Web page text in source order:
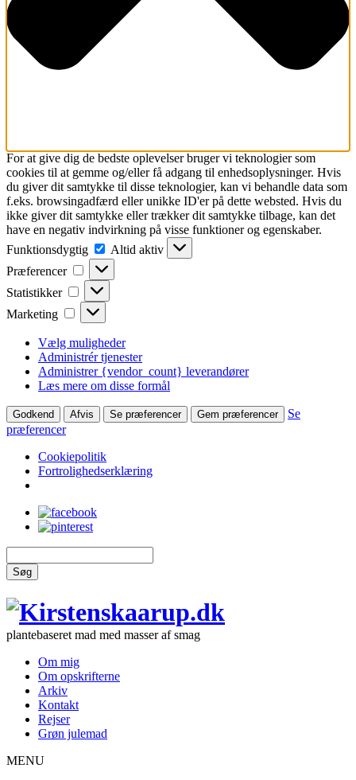
For at give dig de bedste oplevelser bruger vi teknologier som
cookies til at gemme og/eller få adgang til enhedsoplysninger. Hvis
du giver dit samtykke til disse teknologier, kan vi behandle data som
f.eks. browsingadfærd eller unikke ID'er på dette websted. Hvis du
ikke giver dit samtykke eller trækker dit samtykke tilbage, kan det
have en negativ indvirkning på visse funktioner og egenskaber.
Funktionsdygtig
Funktionsdygtig
Altid aktiv
Præferencer
Præferencer
Statistikker Statistikker
Marketing Marketing
Vælg muligheder
Administrér tjenester
Administrer {vendor_count} leverandører
Læs mere om disse formål
Godkend Afvis Se præferencer Gem præferencer
Se
præferencer
Cookiepolitik
Fortrolighedserklæring
Søg
plantebaseret mad med masser af smag
Om mig
Om opskrifterne
Arkiv
Kontakt
Rejser
Grøn julemad
MENU